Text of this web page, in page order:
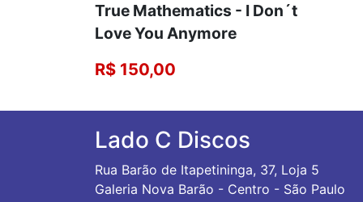
True Mathematics - I Don´t
Love You Anymore
R$ 150,00
Lado C Discos
Rua Barão de Itapetininga, 37, Loja 5
Galeria Nova Barão - Centro - São Paulo